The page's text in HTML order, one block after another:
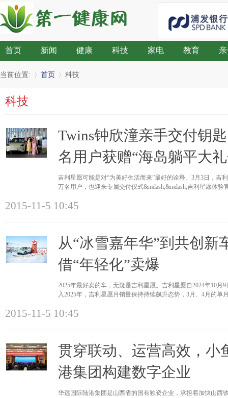
首页 新闻 健康 科技 家电 教育
当前位置: 首页 科技
科技
Twins钟欣潼亲手交付钥
名用户获赠“海岛躺平大
吉利星愿可能是对“为美好生活而来”最好的诠释。3月3日，吉
万名用户，也迎来专属交付仪式&mdash;&mdash;吉利星愿体
2015-11-5 10:45
从“冰雪嘉年华”到共创新
借“年轻化”卖爆
2025年最好卖的车，无疑是吉利星愿。吉利星愿自2024年10月
入2025年，吉利星愿月销量保持持续飙升态势，3月、4月的单
2015-11-5 10:45
贯穿联动、运营高效，小
港集团构建数字企业
华远国际陆港集团是山西省的国有独资企业，承担着加快山西